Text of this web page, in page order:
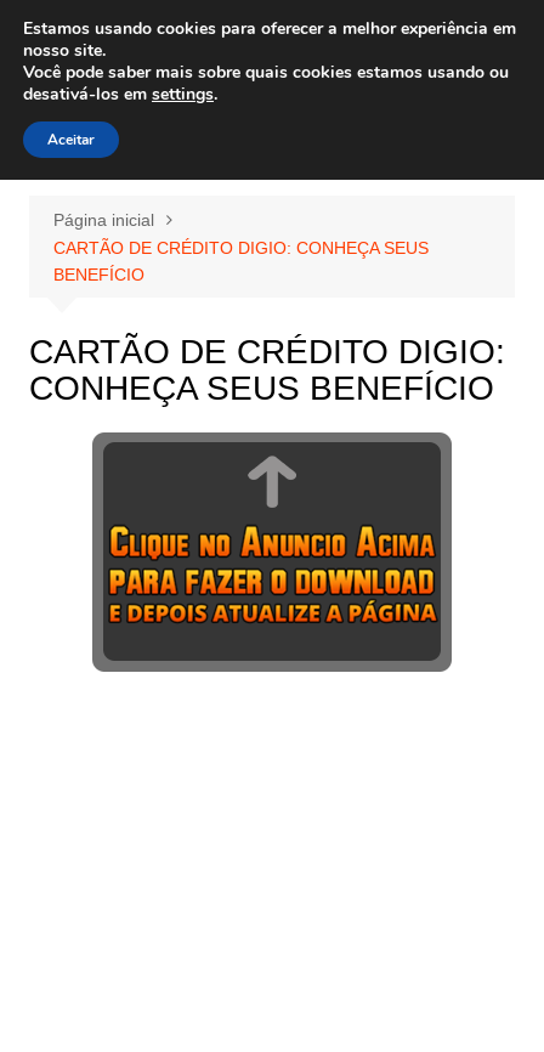
para
conteúdo
Wiley Wales
corais algas e vida marinha
Página inicial
CARTÃO DE CRÉDITO DIGIO: CONHEÇA SEUS
BENEFÍCIO
CARTÃO DE CRÉDITO DIGIO:
CONHEÇA SEUS BENEFÍCIO
Estamos usando cookies para oferecer a melhor experiência em
nosso site.
Você pode saber mais sobre quais cookies estamos usando ou
desativá-los em settings.
Aceitar